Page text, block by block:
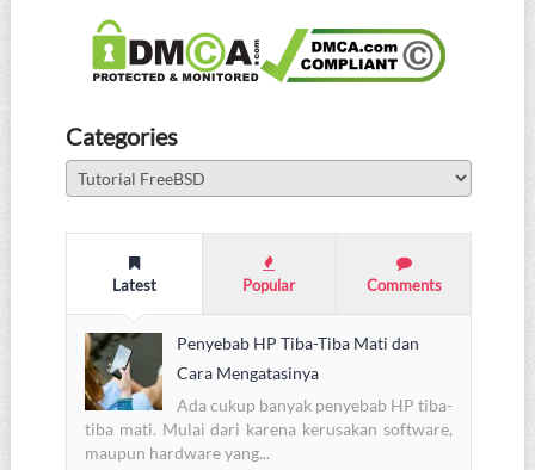
Categories
Categories
Latest Popular Comments
Penyebab HP Tiba-Tiba Mati dan
Cara Mengatasinya
Ada cukup banyak penyebab HP tiba-
tiba mati. Mulai dari karena kerusakan software,
maupun hardware yang...